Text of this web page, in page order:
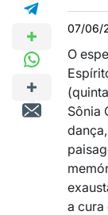
07/06/
O
Sônia
a cura